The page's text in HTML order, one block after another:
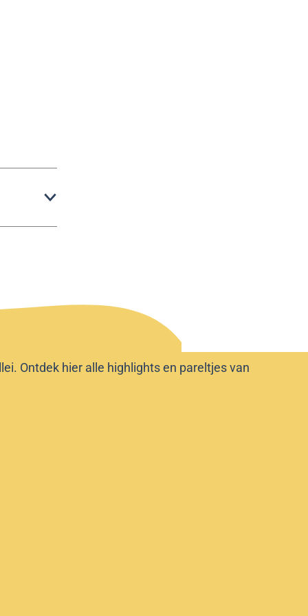
Ontdek hier alle highlights en pareltjes van